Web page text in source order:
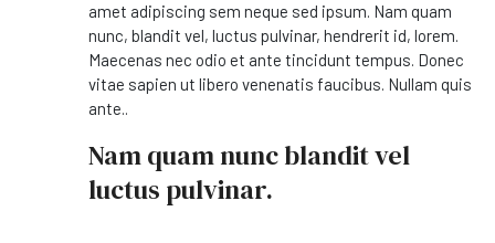
amet adipiscing sem neque sed ipsum. Nam quam
nunc, blandit vel, luctus pulvinar, hendrerit id, lorem.
Maecenas nec odio et ante tincidunt tempus. Donec
vitae sapien ut libero venenatis faucibus. Nullam quis
ante..
Nam quam nunc blandit vel
luctus pulvinar.